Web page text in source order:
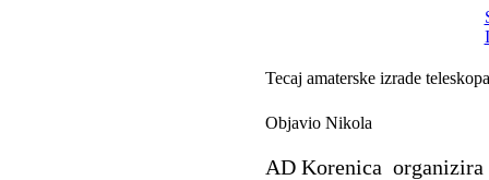
Tecaj amaterske izrade teleskopa
Objavio Nikola
AD Korenica organizira